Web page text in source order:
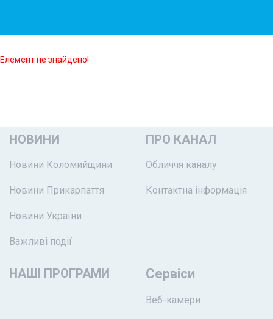
Елемент не знайдено!
НОВИНИ
Новини Коломийщини
Новини Прикарпаття
Новини України
Важливі події
ПРО КАНАЛ
Обличчя каналу
Контактна інформація
НАШІ ПРОГРАМИ Сервіси
Веб-камери